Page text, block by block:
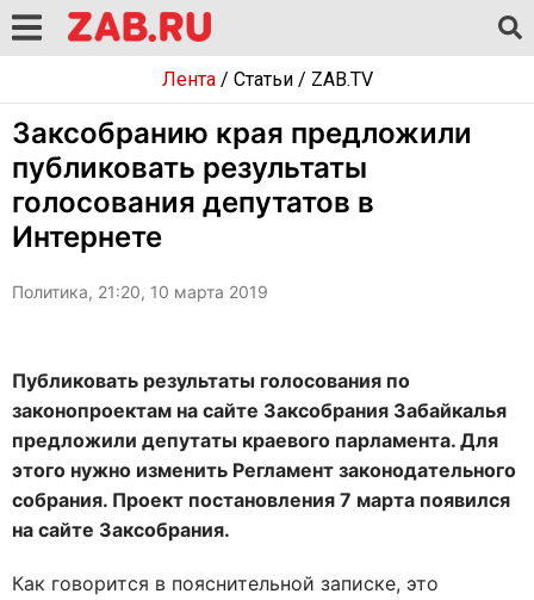
Лента/ Статьи/ ZAB.TV
Заксобранию края предложили
публиковать результаты
голосования депутатов в
Интернете
Политика, 21:20, 10 марта 2019
Публиковать результаты голосования по
законопроектам на сайте Заксобрания Забайкалья
предложили депутаты краевого парламента. Для
этого нужно изменить Регламент законодательного
собрания. Проект постановления 7 марта появился
на сайте Заксобрания.
Как говорится в пояснительной записке, это